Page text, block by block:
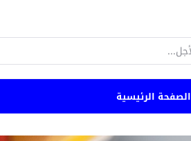
الصفحة الرئيسية